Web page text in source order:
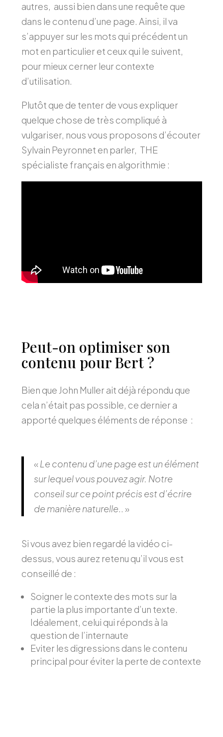
autres, aussi bien dans une requête que
dans le contenu d’une page. Ainsi, il va
s’appuyer sur les mots qui précédent un
mot en particulier et ceux qui le suivent,
pour mieux cerner leur contexte
d’utilisation.
Plutôt que de tenter de vous expliquer
quelque chose de très compliqué à
vulgariser, nous vous proposons d’écouter
Sylvain Peyronnet en parler, THE
spécialiste français en algorithmie :
Peut-on optimiser son
contenu pour Bert ?
Bien que John Muller ait déjà répondu que
cela n’était pas possible, ce dernier a
apporté quelques éléments de réponse :
«Le contenu d’une page est un élément
sur lequel vous pouvez agir. Notre
conseil sur ce point précis est d’écrire
de manière naturelle.. »
Si vous avez bien regardé la vidéo ci-
dessus, vous aurez retenu qu’il vous est
conseillé de :
Soigner le contexte des mots sur la
partie la plus importante d’un texte.
Idéalement, celui qui réponds à la
question de l’internaute
Eviter les digressions dans le contenu
principal pour éviter la perte de contexte